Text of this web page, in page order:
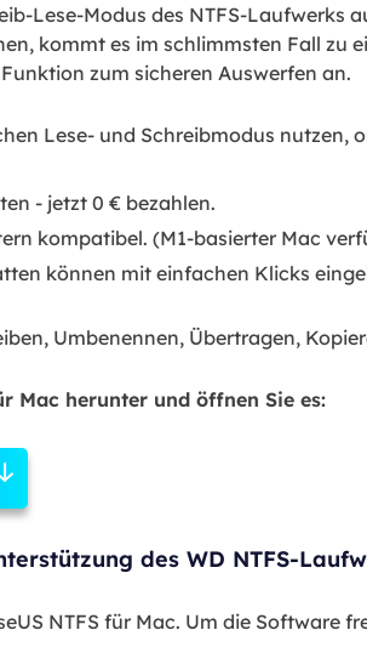
Lese-Modus des NTFS-Laufwerks
kommt es im schlimmsten Fall zu
zum sicheren Auswerfen an.
Lese- und Schreibmodus nutzen,
- jetzt 0 € bezahlen.
kompatibel. (M1-basierter Mac
können mit einfachen Klicks
Umbenennen, Übertragen,
Mac herunter und öffnen Sie es:
des WD NTFS-
NTFS für Mac. Um die Software